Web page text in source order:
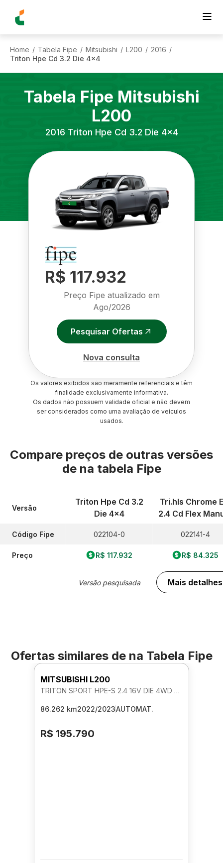
Home / Tabela Fipe / Mitsubishi / L200 / 2016 /
Triton Hpe Cd 3.2 Die 4x4
Tabela Fipe Mitsubishi
L200
2016 Triton Hpe Cd 3.2 Die 4x4
R$ 117.932
Preço Fipe atualizado em
Ago/2026
Pesquisar Ofertas
Nova consulta
Os valores exibidos são meramente referenciais e têm
finalidade exclusivamente informativa.
Os dados não possuem validade oficial e não devem
ser considerados como uma avaliação de veículos
usados.
Compare preços de outras versões
de na tabela Fipe
Versão
Código Fipe
Preço
Triton Hpe Cd 3.2
Die 4x4
022104-0
R$ 117.932
Versão pesquisada
Tri.hls Chrome
2.4 Cd Flex
022141-4
R$ 84.325
Mais detalhes
Ofertas similares de na Tabela Fipe
MITSUBISHI L200
TRITON SPORT HPE-S 2.4 16V DIE 4WD AUTOMATICO
86.262 km2022/2023AUTOMAT.
R$ 195.790